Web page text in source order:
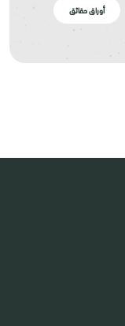
أوراق حقائق